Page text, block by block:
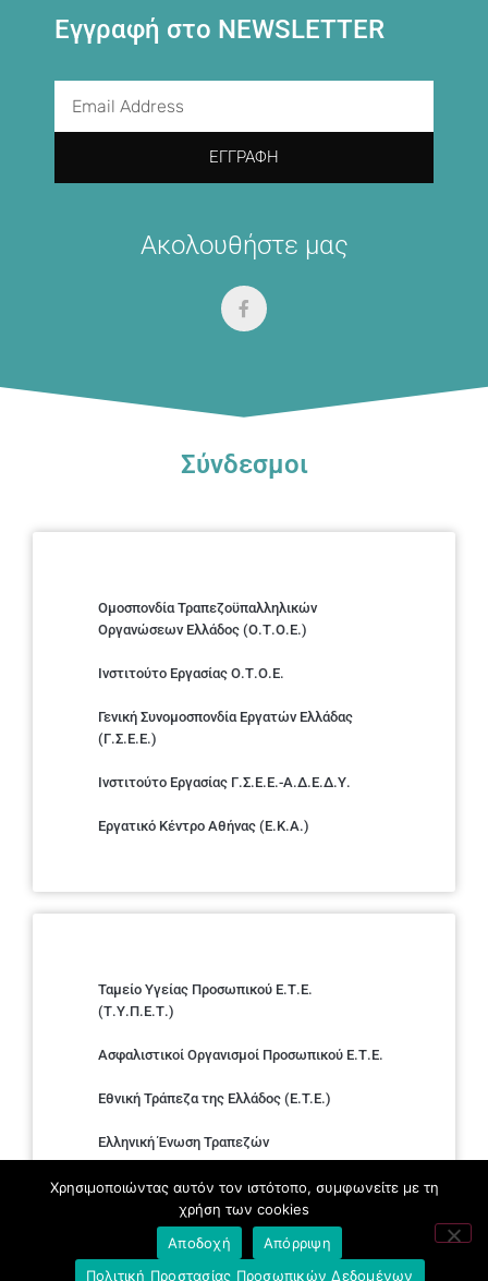
Εγγραφή στο NEWSLETTER
ΕΓΓΡΑΦΉ
Ακολουθήστε μας
Σύνδεσμοι
Ομοσπονδία Τραπεζοϋπαλληλικών
Οργανώσεων Ελλάδος (Ο.Τ.Ο.Ε.)
Ινστιτούτο Εργασίας Ο.Τ.Ο.Ε.
Γενική Συνομοσπονδία Εργατών Ελλάδας
(Γ.Σ.Ε.Ε.)
Ινστιτούτο Εργασίας Γ.Σ.Ε.Ε.-Α.Δ.Ε.Δ.Υ.
Εργατικό Κέντρο Αθήνας (Ε.Κ.Α.)
Ταμείο Υγείας Προσωπικού Ε.Τ.Ε.
(Τ.Υ.Π.Ε.Τ.)
Ασφαλιστικοί Οργανισμοί Προσωπικού Ε.Τ.Ε.
Εθνική Τράπεζα της Ελλάδος (E.T.E.)
Ελληνική Ένωση Τραπεζών
Σύλλογος με παιδιά Α.με.Α. εργαζομένων και
συνταξιούχων Ε.Τ.Ε.
Υπουργείο Εργασίας και Κοινωνικών
Υποθέσεων
Χρησιμοποιώντας αυτόν τον ιστότοπο, συμφωνείτε με τη
χρήση των cookies
Αποδοχή
Απόρριψη
Πολιτική Προστασίας Προσωπικών Δεδομένων